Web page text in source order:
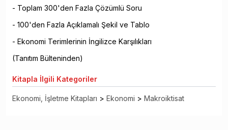
- Toplam 300'den Fazla Çözümlü Soru
- 100'den Fazla Açıklamalı Şekil ve Tablo
- Ekonomi Terimlerinin İngilizce Karşılıkları
(Tanıtım Bülteninden)
Kitapla İlgili Kategoriler
Ekonomi, İşletme Kitapları > Ekonomi > Makroiktisat